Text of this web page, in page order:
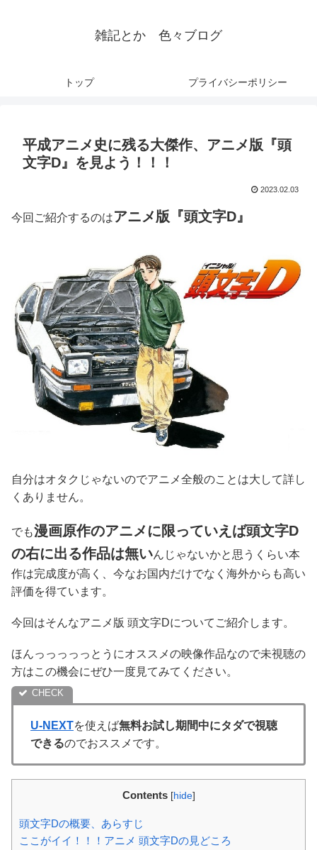
雑記とか 色々ブログ
トップ プライバシーポリシー
平成アニメ史に残る大傑作、アニメ版『頭
文字D』を見よう！！！
2023.02.03
今回ご紹介するのはアニメ版『頭文字D』
自分はオタクじゃないのでアニメ全般のことは大して詳し
くありません。
でも漫画原作のアニメに限っていえば頭文字D
の右に出る作品は無いんじゃないかと思うくらい本
作は完成度が高く、今なお国内だけでなく海外からも高い
評価を得ています。
今回はそんなアニメ版 頭文字Dについてご紹介します。
ほんっっっっっとうにオススメの映像作品なので未視聴の
方はこの機会にぜひ一度見てみてください。
U-NEXTを使えば無料お試し期間中にタダで視聴
できるのでおススメです。
Contents [hide]
頭文字Dの概要、あらすじ
ここがイイ！！！アニメ 頭文字Dの見どころ